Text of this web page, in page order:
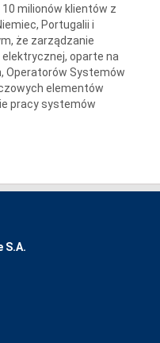
10 milionów klientów z
Portugalii i
że zarządzanie
oparte na
Operatorów Systemów
elementów
pracy systemów
S.A.